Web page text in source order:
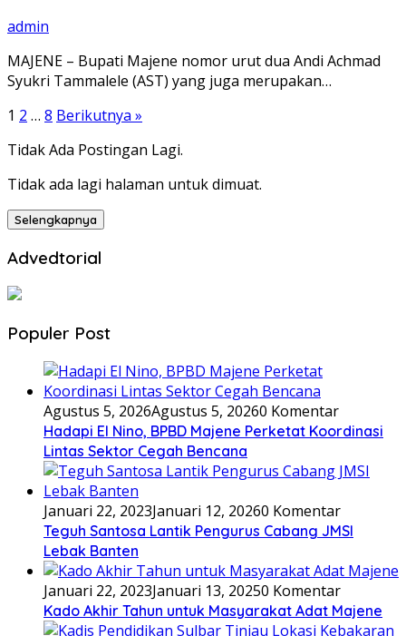
admin
MAJENE – Bupati Majene nomor urut dua Andi Achmad
Syukri Tammalele (AST) yang juga merupakan…
Paginasi
pos
1 2 … 8 Berikutnya »
Tidak Ada Postingan Lagi.
Tidak ada lagi halaman untuk dimuat.
Selengkapnya
Advedtorial
Populer Post
Agustus 5, 2026Agustus 5, 20260 Komentar
Hadapi El Nino, BPBD Majene Perketat Koordinasi
Lintas Sektor Cegah Bencana
Januari 22, 2023Januari 12, 20260 Komentar
Teguh Santosa Lantik Pengurus Cabang JMSI
Lebak Banten
Januari 22, 2023Januari 13, 20250 Komentar
Kado Akhir Tahun untuk Masyarakat Adat Majene